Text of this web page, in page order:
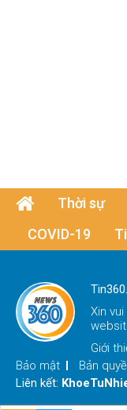
Thời sự
COVID-19
Xin
Giới
Bảo mật
Bản
Liên kết: